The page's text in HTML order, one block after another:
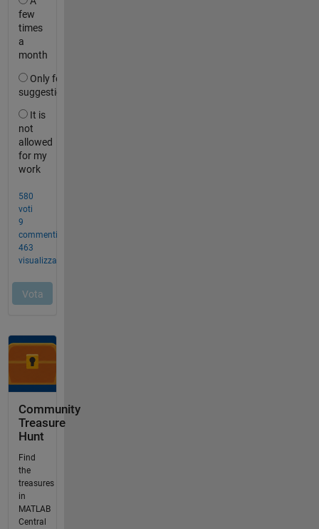
Community
Treasure
Hunt
Find
the
treasures
in
MATLAB
Central